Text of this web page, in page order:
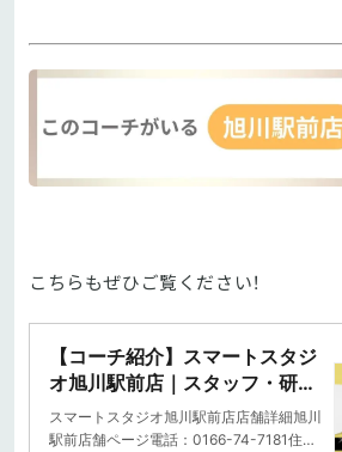
こちらもぜひご覧ください！
【コーチ紹介】スマートスタジ
オ旭川駅前店｜スタッフ・研
修・教育｜コラム｜20分フィッ
トネス スマートスタジオ
スマートスタジオ旭川駅前店店舗詳細旭川
駅前店舗ページ電話：0166-74-7181住